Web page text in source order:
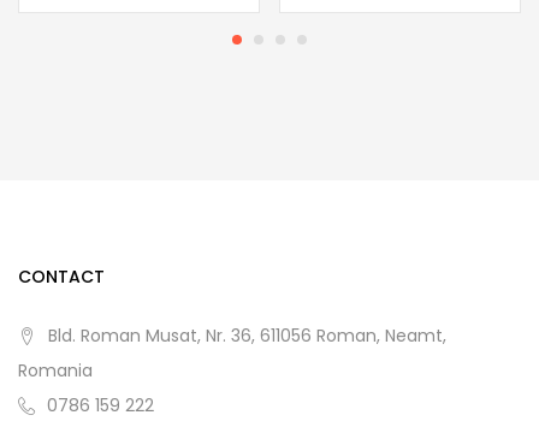
CONTACT
Bld. Roman Musat, Nr. 36, 611056 Roman, Neamt,
Romania
0786 159 222